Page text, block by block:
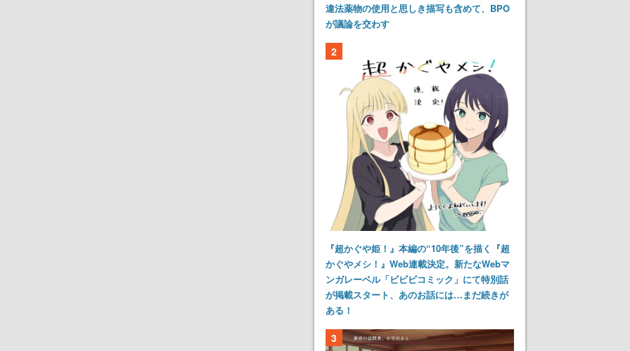
違法薬物の使用と思しき描写も含めて、BPO
が議論を交わす
2
『超かぐや姫！』本編の“10年後”を描く『超
かぐやメシ！』Web連載決定。新たなWebマ
ンガレーベル「ビビビコミック」にて特別話
が掲載スタート、あのお話には…まだ続きが
ある！
3